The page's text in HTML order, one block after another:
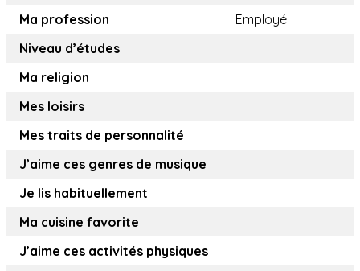
Ma profession
Employé
Niveau d’études
Ma religion
Mes loisirs
Mes traits de personnalité
J’aime ces genres de musique
Je lis habituellement
Ma cuisine favorite
J’aime ces activités physiques